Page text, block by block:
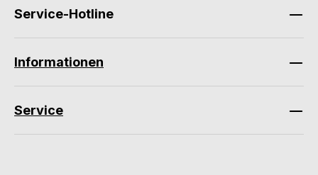
Service-Hotline
Informationen
Service